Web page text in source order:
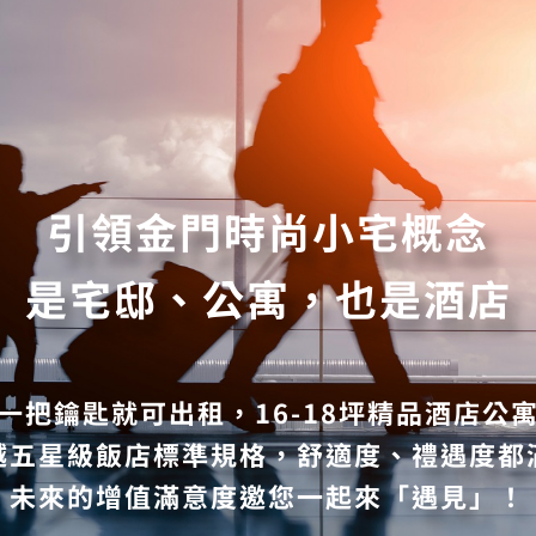
引領金門時尚小宅概念
是宅邸、公寓，也是酒店
把鑰匙就可出租，16-18坪精品酒店公
五星級飯店標準規格，舒適度、禮遇度都
未來的增值滿意度邀您一起來「遇見」！